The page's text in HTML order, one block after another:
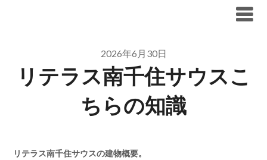
2026年6月30日
リテラス南千住サウスこ
ちらの知識
リテラス南千住サウスの建物概要。